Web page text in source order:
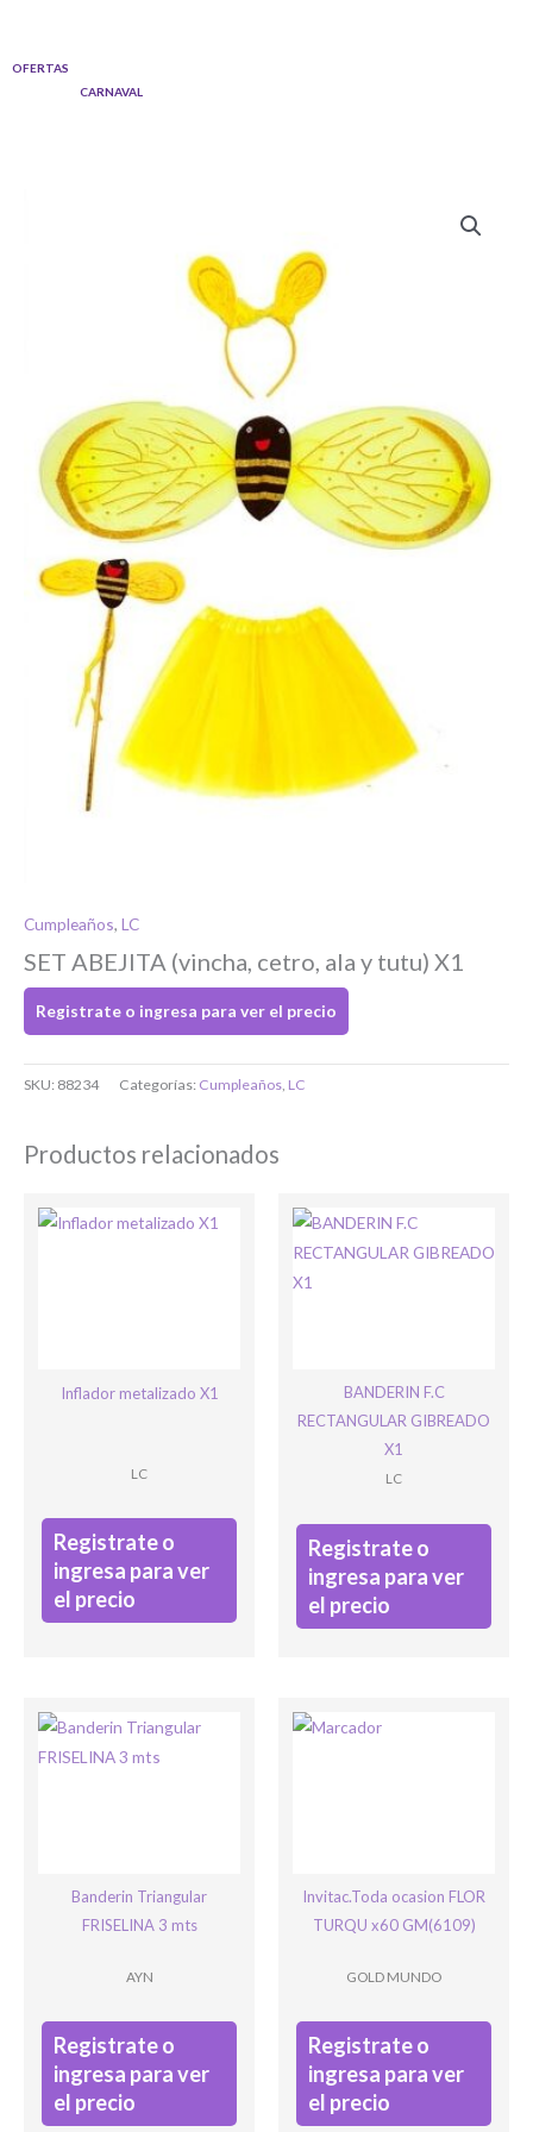
contenido
OFERTAS
CARNAVAL
Cumpleaños, LC
SET ABEJITA (vincha, cetro, ala y tutu) X1
Registrate o ingresa para ver el precio
SKU: 88234 Categorías: Cumpleaños, LC
Productos relacionados
Inflador metalizado X1
LC
Registrate o
ingresa para ver
el precio
BANDERIN F.C
RECTANGULAR GIBREADO
X1
LC
Registrate o
ingresa para ver
el precio
Banderin Triangular
FRISELINA 3 mts
AYN
Registrate o
ingresa para ver
el precio
Invitac.Toda ocasion FLOR
TURQU x60 GM(6109)
GOLD MUNDO
Registrate o
ingresa para ver
el precio
Toca para ingresar
Bienvenido/a
Ingresar